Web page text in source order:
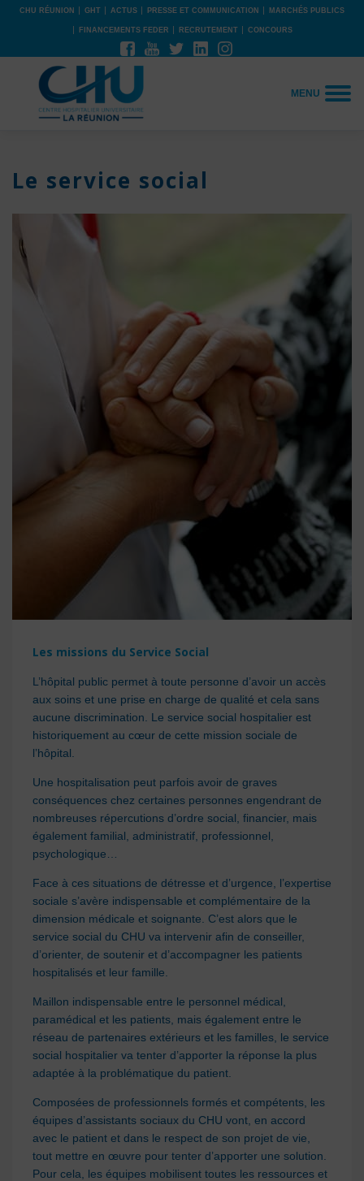
CHU RÉUNION GHT ACTUS PRESSE ET COMMUNICATION MARCHÉS PUBLICS
FINANCEMENTS FEDER RECRUTEMENT CONCOURS
MENU
Le service social
Les missions du Service Social
L’hôpital public permet à toute personne d’avoir un accès
aux soins et une prise en charge de qualité et cela sans
aucune discrimination. Le service social hospitalier est
historiquement au cœur de cette mission sociale de
l’hôpital.
Une hospitalisation peut parfois avoir de graves
conséquences chez certaines personnes engendrant de
nombreuses répercutions d’ordre social, financier, mais
également familial, administratif, professionnel,
psychologique…
Face à ces situations de détresse et d’urgence, l’expertise
sociale s’avère indispensable et complémentaire de la
dimension médicale et soignante. C’est alors que le
service social du CHU va intervenir afin de conseiller,
d’orienter, de soutenir et d’accompagner les patients
hospitalisés et leur famille.
Maillon indispensable entre le personnel médical,
paramédical et les patients, mais également entre le
réseau de partenaires extérieurs et les familles, le service
social hospitalier va tenter d’apporter la réponse la plus
adaptée à la problématique du patient.
Composées de professionnels formés et compétents, les
équipes d’assistants sociaux du CHU vont, en accord
avec le patient et dans le respect de son projet de vie,
tout mettre en œuvre pour tenter d’apporter une solution.
Pour cela, les équipes mobilisent toutes les ressources et